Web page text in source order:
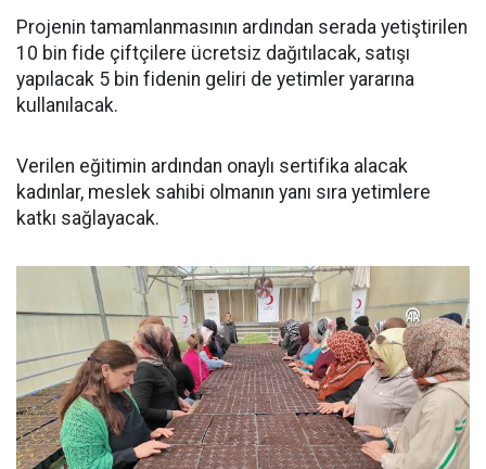
Projenin tamamlanmasının ardından serada yetiştirilen
10 bin fide çiftçilere ücretsiz dağıtılacak, satışı
yapılacak 5 bin fidenin geliri de yetimler yararına
kullanılacak.
Verilen eğitimin ardından onaylı sertifika alacak
kadınlar, meslek sahibi olmanın yanı sıra yetimlere
katkı sağlayacak.